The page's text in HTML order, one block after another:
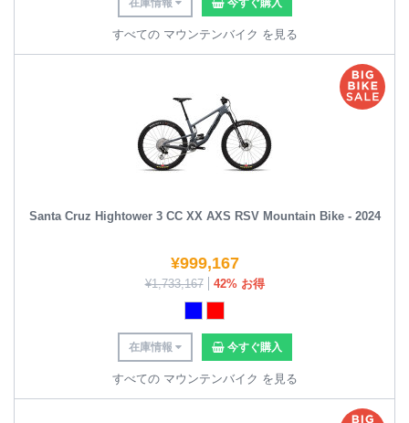
在庫情報 今すぐ購入
すべての マウンテンバイク を見る
Santa Cruz Hightower 3 CC XX AXS RSV Mountain Bike - 2024
¥999,167
¥1,733,167 42% お得
在庫情報 今すぐ購入
すべての マウンテンバイク を見る